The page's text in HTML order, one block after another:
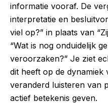
informatie vooraf. De
interpretatie en
viel op?” in plaats van
“Wat is nog onduidelijk
veroorzaken?” Je ziet
dit heeft op de dynamiek
veranderd luisteren van
actief betekenis geven.